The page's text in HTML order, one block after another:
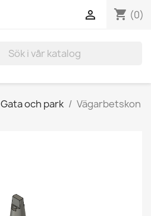
shopping_cart (0)

Gata och park
Vägarbetskon